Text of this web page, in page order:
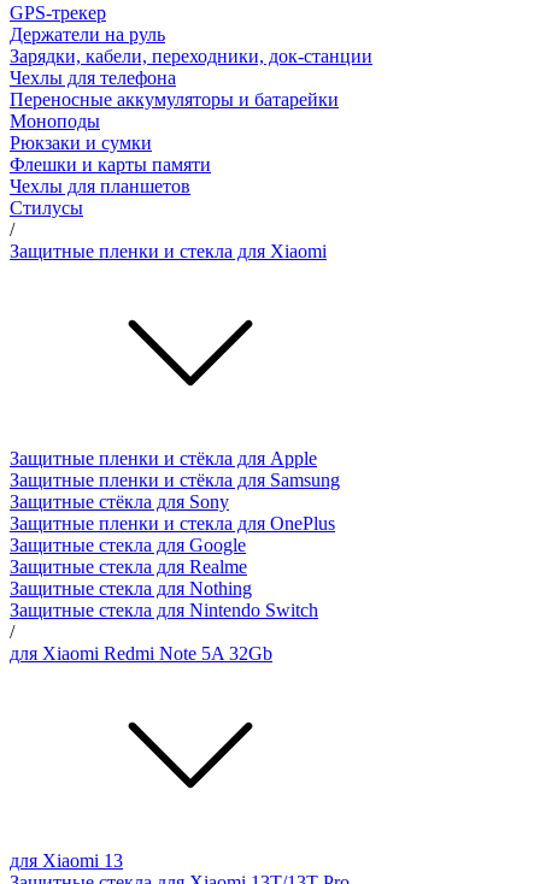
GPS-трекер
Держатели на руль
Зарядки, кабели, переходники, док-станции
Чехлы для телефона
Переносные аккумуляторы и батарейки
Моноподы
Рюкзаки и сумки
Флешки и карты памяти
Чехлы для планшетов
Стилусы
/
Защитные пленки и стекла для Xiaomi
Защитные пленки и стёкла для Apple
Защитные пленки и стёкла для Samsung
Защитные стёкла для Sony
Защитные пленки и стекла для OnePlus
Защитные стекла для Google
Защитные стекла для Realme
Защитные стекла для Nothing
Защитные стекла для Nintendo Switch
/
для Xiaomi Redmi Note 5A 32Gb
для Xiaomi 13